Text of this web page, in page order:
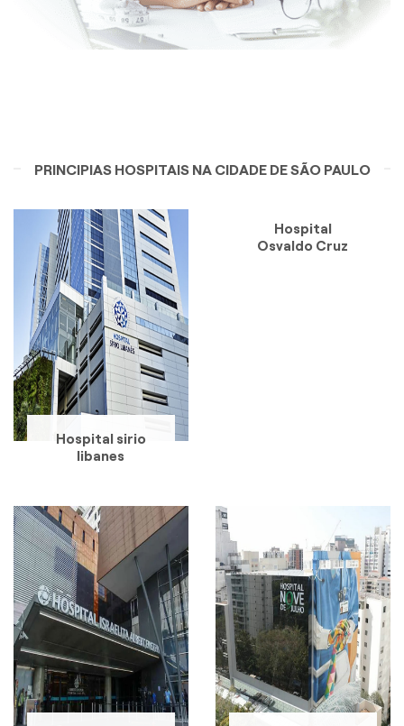
PRINCIPIAS HOSPITAIS NA CIDADE DE SÃO PAULO
Hospital sirio
libanes
Hospital
Osvaldo Cruz